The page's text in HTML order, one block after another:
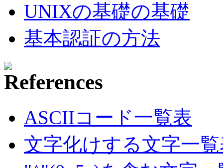
UNIXの基礎の基礎
基本認証の方法
ASCIIコード一覧表
文字化けする文字一